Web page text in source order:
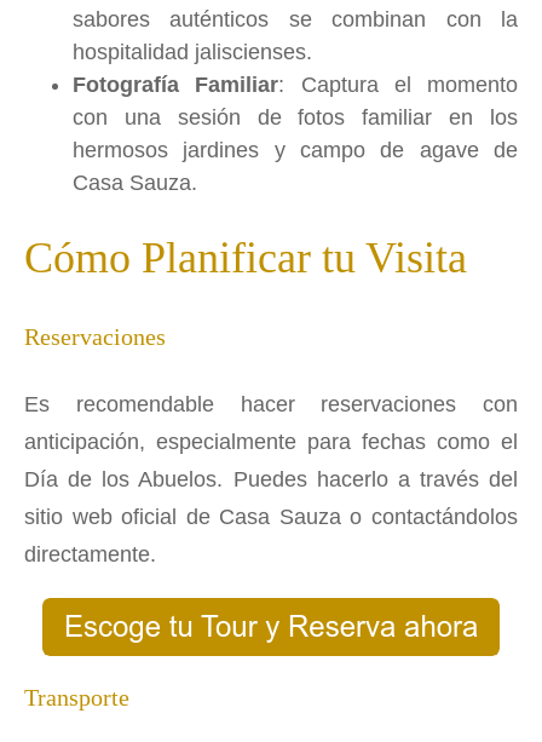
sabores auténticos se combinan con la
hospitalidad jaliscienses.
Fotografía Familiar: Captura el momento
con una sesión de fotos familiar en los
hermosos jardines y campo de agave de
Casa Sauza.
Cómo Planificar tu Visita
Reservaciones
Es recomendable hacer reservaciones con
anticipación, especialmente para fechas como el
Día de los Abuelos. Puedes hacerlo a través del
sitio web oficial de Casa Sauza o contactándolos
directamente.
Transporte